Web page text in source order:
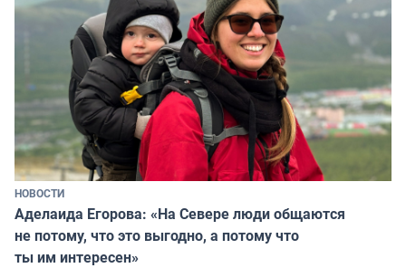
НОВОСТИ
Аделаида Егорова: «На Севере люди общаются
не потому, что это выгодно, а потому что
ты им интересен»